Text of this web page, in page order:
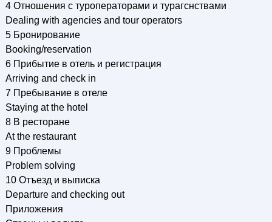
4 Отношения с туроператорами и турагснствами
Dealing with agencies and tour operators
5 Бронирование
Booking/reservation
6 Прибытие в отель и регистрация
Arriving and check in
7 Пребывание в отеле
Staying at the hotel
8 В ресторане
At the restaurant
9 Проблемы
Problem solving
10 Отъезд и выписка
Departure and checking out
Приложения